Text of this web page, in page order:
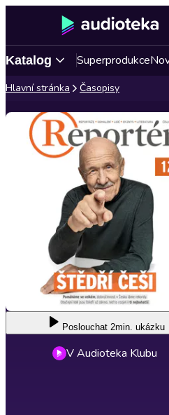
Katalog Superprodukce
Hlavní stránka Časopisy
Poslouchat 2min. ukázku
V Audioteka Klubu